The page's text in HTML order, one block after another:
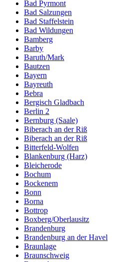
Bad Pyrmont
Bad Salzungen
Bad Staffelstein
Bad Wildungen
Bamberg
Barby
Baruth/Mark
Bautzen
Bayern
Bayreuth
Bebra
Bergisch Gladbach
Berlin 2
Bernburg (Saale)
Biberach an der Riß
Biberach an der Riß
Bitterfeld-Wolfen
Blankenburg (Harz)
Bleicherode
Bochum
Bockenem
Bonn
Borna
Bottrop
Boxberg/Oberlausitz
Brandenburg
Brandenburg an der Havel
Braunlage
Braunschweig